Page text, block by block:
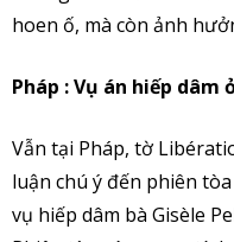
hoen ố, mà còn ảnh
Pháp : Vụ án hiếp dâm
Vẫn tại Pháp, tờ
luận chú ý đến phiên
vụ hiếp dâm bà Gisèle